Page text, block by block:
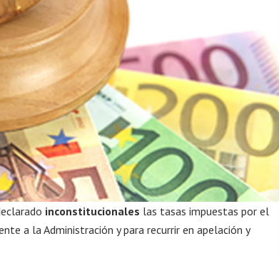
inconstitucionales las tasas impuestas por el
a la Administración y para recurrir en apelación y